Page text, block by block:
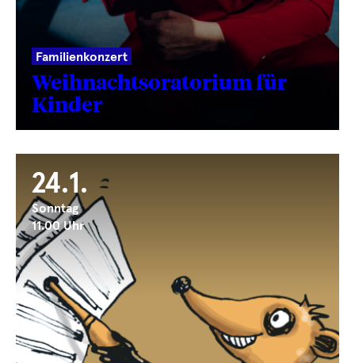
Familienkonzert
Weihnachts­oratorium für
Kinder
24.1.
Sonntag
11.00 Uhr